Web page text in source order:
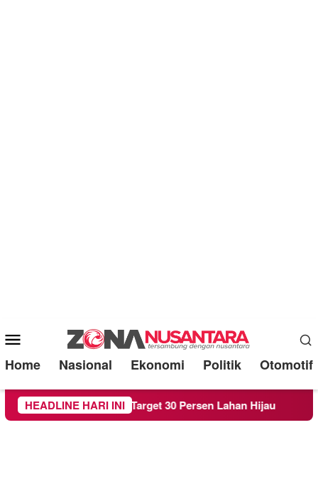
Mobile
Menu
Home Nasional Ekonomi Politik Otomotif
HEADLINE HARI INI
demi Target 30 Persen Lahan Hijau Beredar